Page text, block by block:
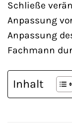
Schließe
Anpassung
Anpassung
Fachmann
Inhalt